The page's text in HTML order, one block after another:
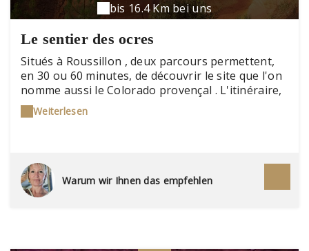
bis 16.4 Km bei uns
Le sentier des ocres
Situés à Roussillon , deux parcours permettent,
en 30 ou 60 minutes, de découvrir le site que l'on
nomme aussi le Colorado provençal . L'itinéraire,
un véritable voyage minéral à travers près de 110
millions d'années est jalonné de pupitres offrant
Weiterlesen
Warum wir Ihnen das empfehlen